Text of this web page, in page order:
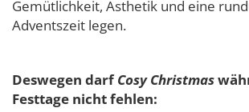
Gemütlichkeit, Ästhetik und eine
Adventszeit legen.
Deswegen darfCosy Christmas
Festtage nicht fehlen: